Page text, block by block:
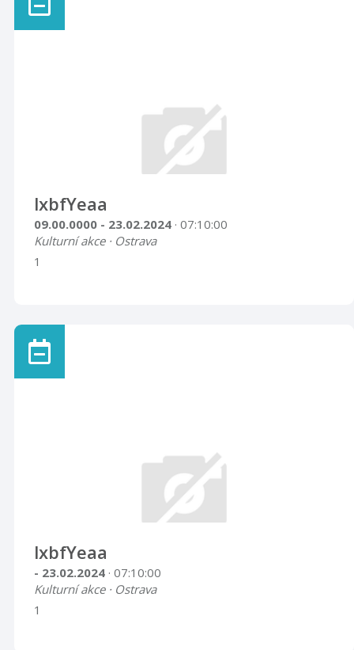
lxbfYeaa
09.00.0000 - 23.02.2024 · 07:10:00
Kulturní akce · Ostrava
1
lxbfYeaa
- 23.02.2024 · 07:10:00
Kulturní akce · Ostrava
1